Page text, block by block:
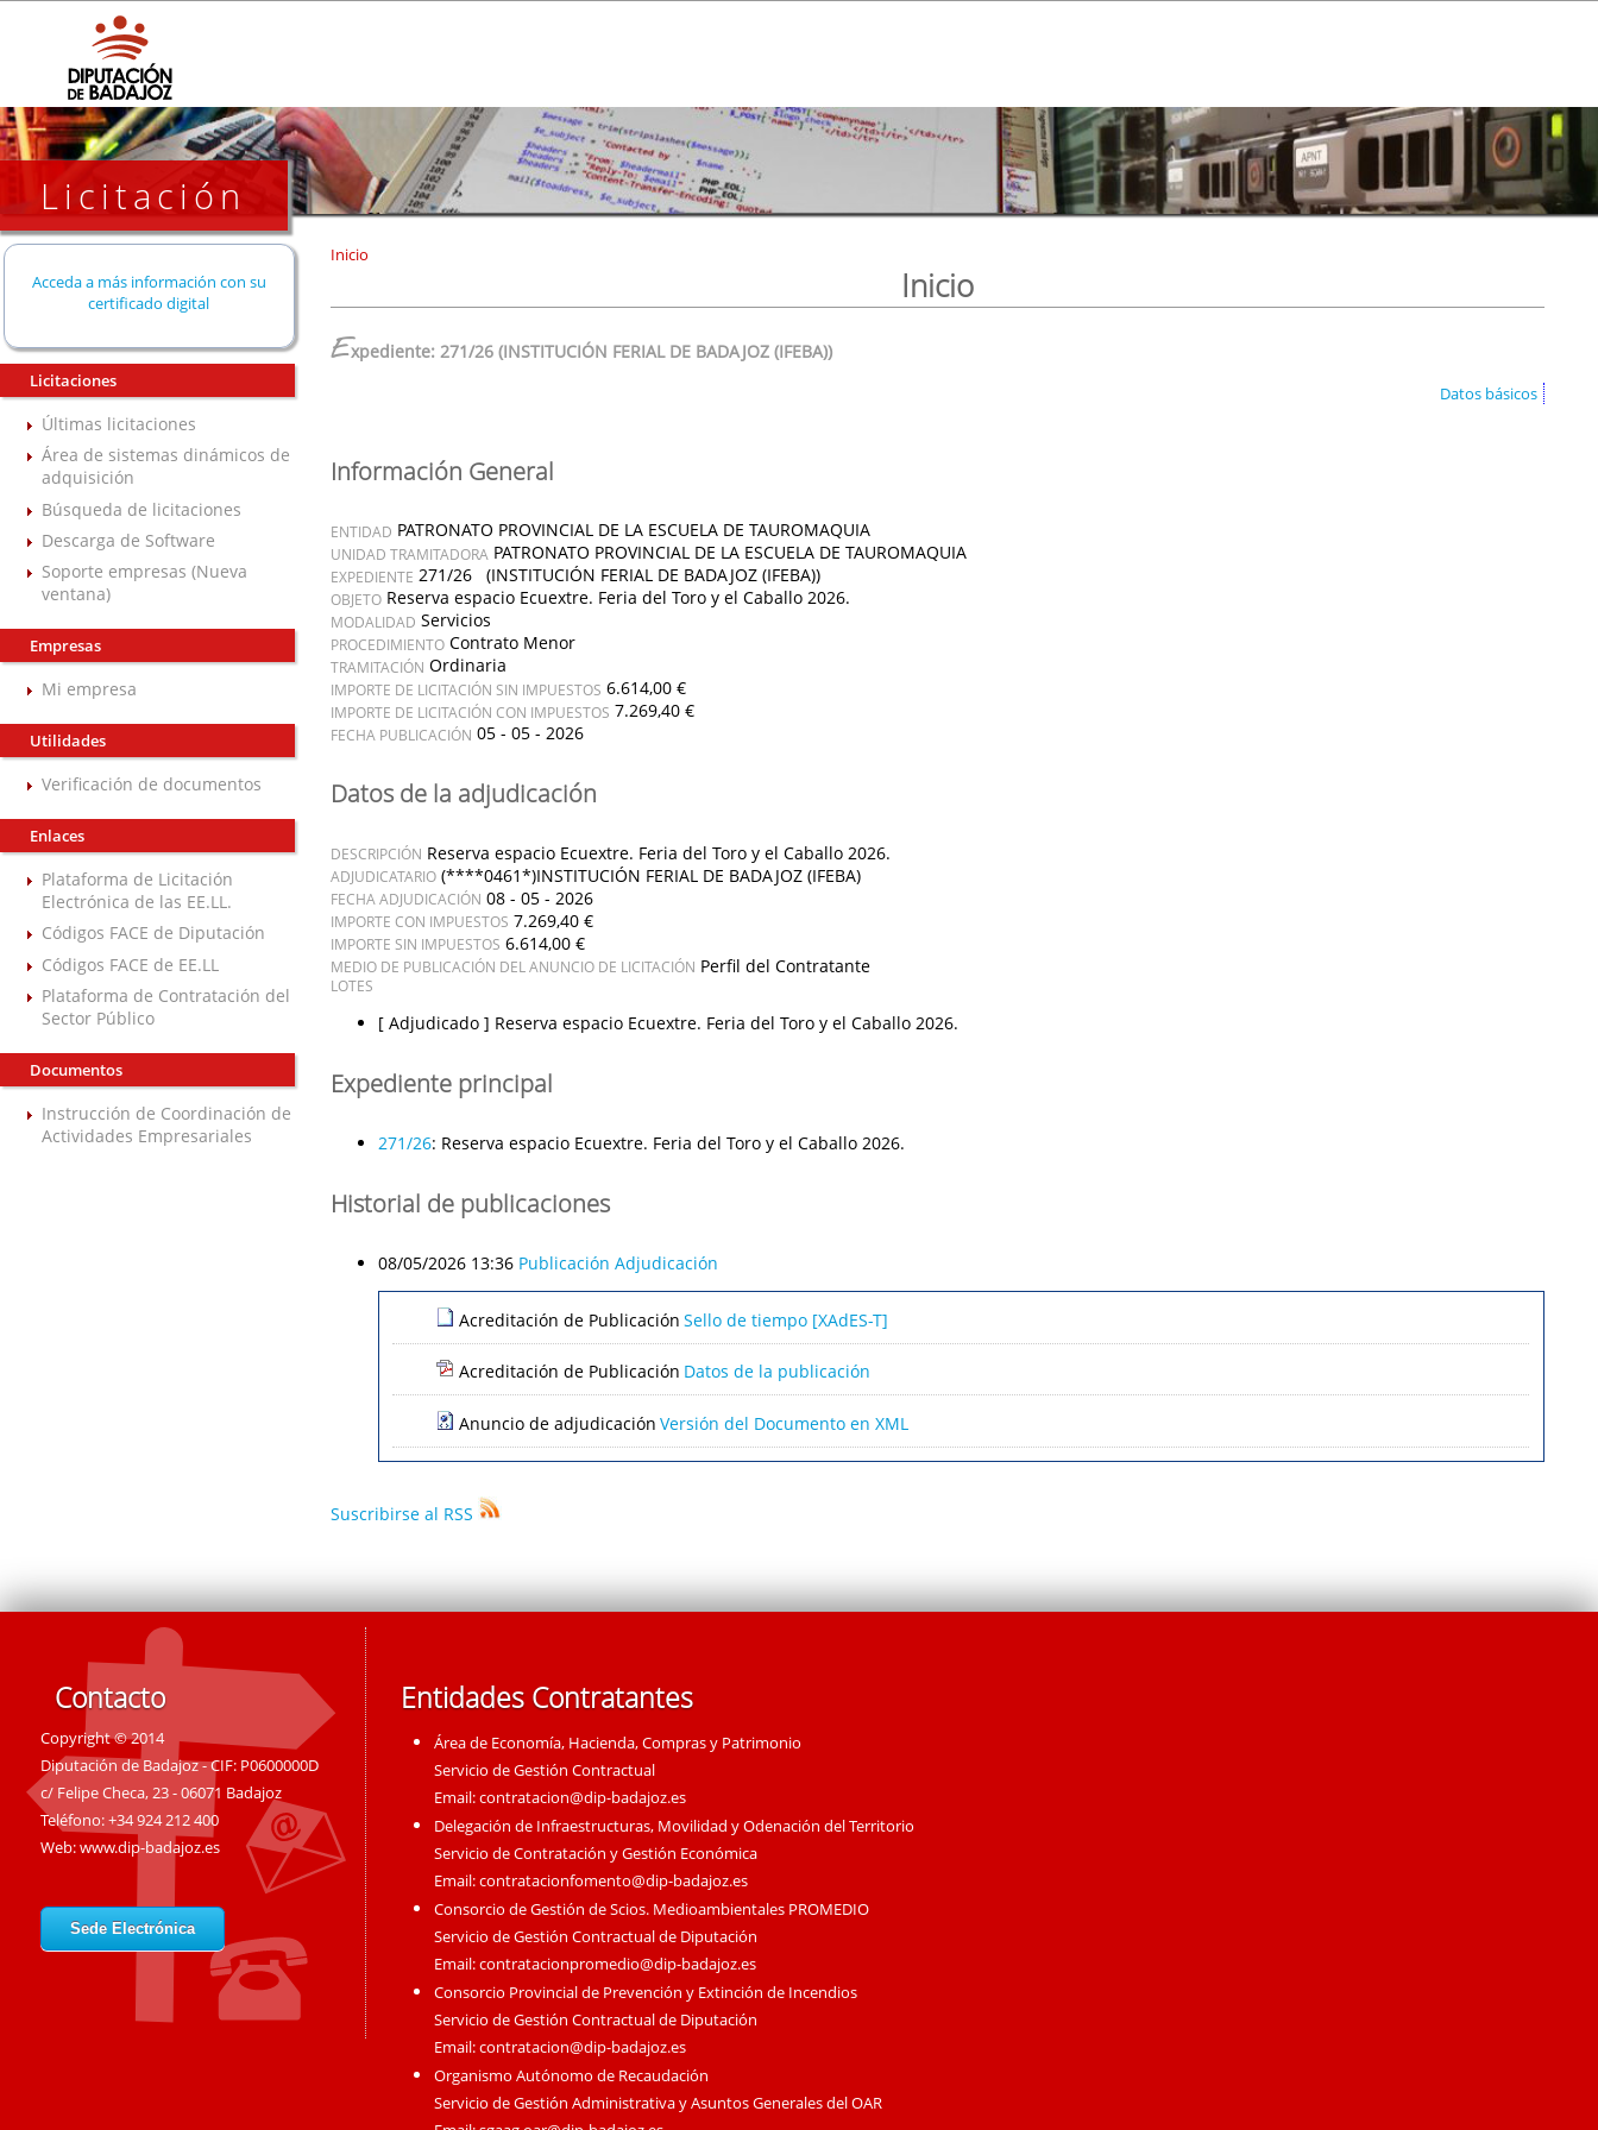
Licitación
Acceda a más información con su
certificado digital
Licitaciones
Últimas licitaciones
Área de sistemas dinámicos de
adquisición
Búsqueda de licitaciones
Descarga de Software
Soporte empresas (Nueva
ventana)
Empresas
Mi empresa
Utilidades
Verificación de documentos
Enlaces
Plataforma de Licitación
Electrónica de las EE.LL.
Códigos FACE de Diputación
Códigos FACE de EE.LL
Plataforma de Contratación del
Sector Público
Documentos
Instrucción de Coordinación de
Actividades Empresariales
Inicio
Inicio
Expediente: 271/26 (INSTITUCIÓN FERIAL DE BADAJOZ (IFEBA))
Datos básicos
Información General
ENTIDAD PATRONATO PROVINCIAL DE LA ESCUELA DE TAUROMAQUIA
UNIDAD TRAMITADORA PATRONATO PROVINCIAL DE LA ESCUELA DE TAUROMAQUIA
EXPEDIENTE 271/26 (INSTITUCIÓN FERIAL DE BADAJOZ (IFEBA))
OBJETO Reserva espacio Ecuextre. Feria del Toro y el Caballo 2026.
MODALIDAD Servicios
PROCEDIMIENTO Contrato Menor
TRAMITACIÓN Ordinaria
IMPORTE DE LICITACIÓN SIN IMPUESTOS 6.614,00 €
IMPORTE DE LICITACIÓN CON IMPUESTOS 7.269,40 €
FECHA PUBLICACIÓN 05 - 05 - 2026
Datos de la adjudicación
DESCRIPCIÓN Reserva espacio Ecuextre. Feria del Toro y el Caballo 2026.
ADJUDICATARIO (****0461*)INSTITUCIÓN FERIAL DE BADAJOZ (IFEBA)
FECHA ADJUDICACIÓN 08 - 05 - 2026
IMPORTE CON IMPUESTOS 7.269,40 €
IMPORTE SIN IMPUESTOS 6.614,00 €
MEDIO DE PUBLICACIÓN DEL ANUNCIO DE LICITACIÓN Perfil del Contratante
LOTES
[ Adjudicado ] Reserva espacio Ecuextre. Feria del Toro y el Caballo 2026.
Expediente principal
271/26: Reserva espacio Ecuextre. Feria del Toro y el Caballo 2026.
Historial de publicaciones
08/05/2026 13:36 Publicación Adjudicación
Acreditación de Publicación Sello de tiempo [XAdES-T]
Acreditación de Publicación Datos de la publicación
Anuncio de adjudicación Versión del Documento en XML
Suscribirse al RSS
Contacto
Copyright © 2014
Diputación de Badajoz - CIF: P0600000D
c/ Felipe Checa, 23 - 06071 Badajoz
Teléfono: +34 924 212 400
Web:www.dip-badajoz.es
Sede Electrónica
Entidades Contratantes
Área de Economía, Hacienda, Compras y Patrimonio
Servicio de Gestión Contractual
Email:contratacion@dip-badajoz.es
Delegación de Infraestructuras, Movilidad y Odenación del Territorio
Servicio de Contratación y Gestión Económica
Email:contratacionfomento@dip-badajoz.es
Consorcio de Gestión de Scios. Medioambientales PROMEDIO
Servicio de Gestión Contractual de Diputación
Email:contratacionpromedio@dip-badajoz.es
Consorcio Provincial de Prevención y Extinción de Incendios
Servicio de Gestión Contractual de Diputación
Email:contratacion@dip-badajoz.es
Organismo Autónomo de Recaudación
Servicio de Gestión Administrativa y Asuntos Generales del OAR